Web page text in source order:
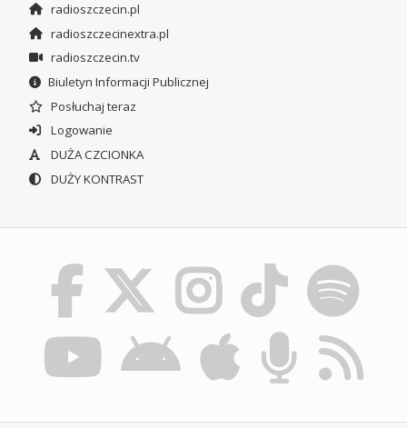
radioszczecin.pl
radioszczecinextra.pl
radioszczecin.tv
Biuletyn Informacji Publicznej
Posłuchaj teraz
Logowanie
DUŻA CZCIONKA
DUŻY KONTRAST